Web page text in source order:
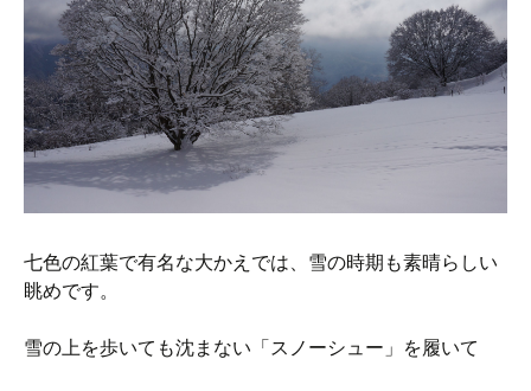
七色の紅葉で有名な大かえでは、雪の時期も素晴らしい
眺めです。
雪の上を歩いても沈まない「スノーシュー」を履いて